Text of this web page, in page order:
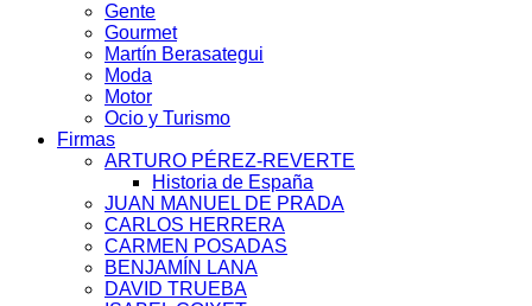
Gente
Gourmet
Martín Berasategui
Moda
Motor
Ocio y Turismo
Firmas
ARTURO PÉREZ-REVERTE
Historia de España
JUAN MANUEL DE PRADA
CARLOS HERRERA
CARMEN POSADAS
BENJAMÍN LANA
DAVID TRUEBA